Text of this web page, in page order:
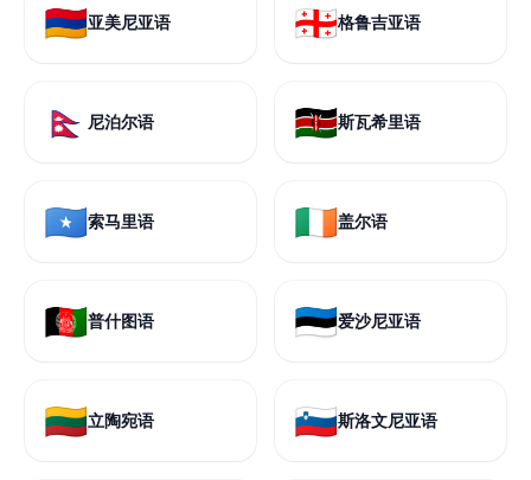
🇦🇲亚美尼亚语 🇬🇪格鲁吉亚语
🇳🇵 尼泊尔语 🇰🇪斯瓦希里语
🇸🇴索马里语 🇮🇪盖尔语
🇦🇫普什图语 🇪🇪爱沙尼亚语
🇱🇹立陶宛语 🇸🇮斯洛文尼亚语